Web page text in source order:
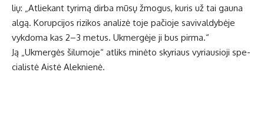
lių: „At­lie­kant ty­ri­mą dir­ba mū­sų žmo­gus, ku­ris už tai gau­na
al­gą. Ko­rup­ci­jos ri­zi­kos ana­li­zė to­je pa­čio­je sa­vi­val­dy­bė­je
vyk­do­ma kas 2–3 me­tus. Uk­mer­gė­je ji bus pir­ma.“
Ją „Uk­mer­gės ši­lu­mo­je“ at­liks mi­nė­to sky­riaus vy­riau­sio­ji spe­
cia­lis­tė Ais­tė Alek­nie­nė.